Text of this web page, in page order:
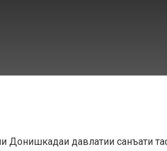
Донишкадаи давлатии санъати